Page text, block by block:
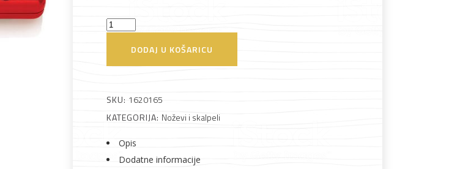
Rasvjeta Boje i lakovi
Nož
skidanje
Knipex
količina
DODAJ U KOŠARICU
SKU: 1620165
KATEGORIJA: Noževi i skalpeli
Opis
Dodatne informacije